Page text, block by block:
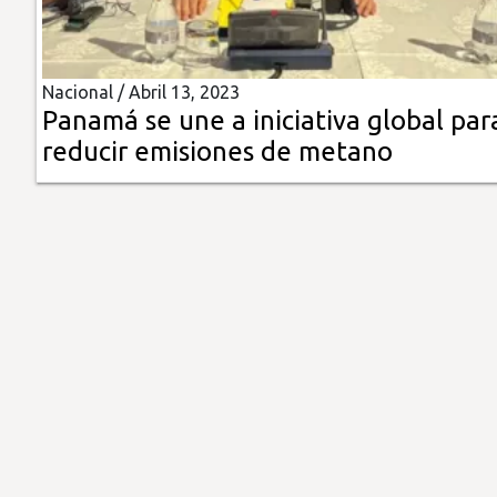
Insólitas
Multimedia
Impreso
Nacional /Abril 13, 2023
Panamá se une a iniciativa global
reducir emisiones de metano